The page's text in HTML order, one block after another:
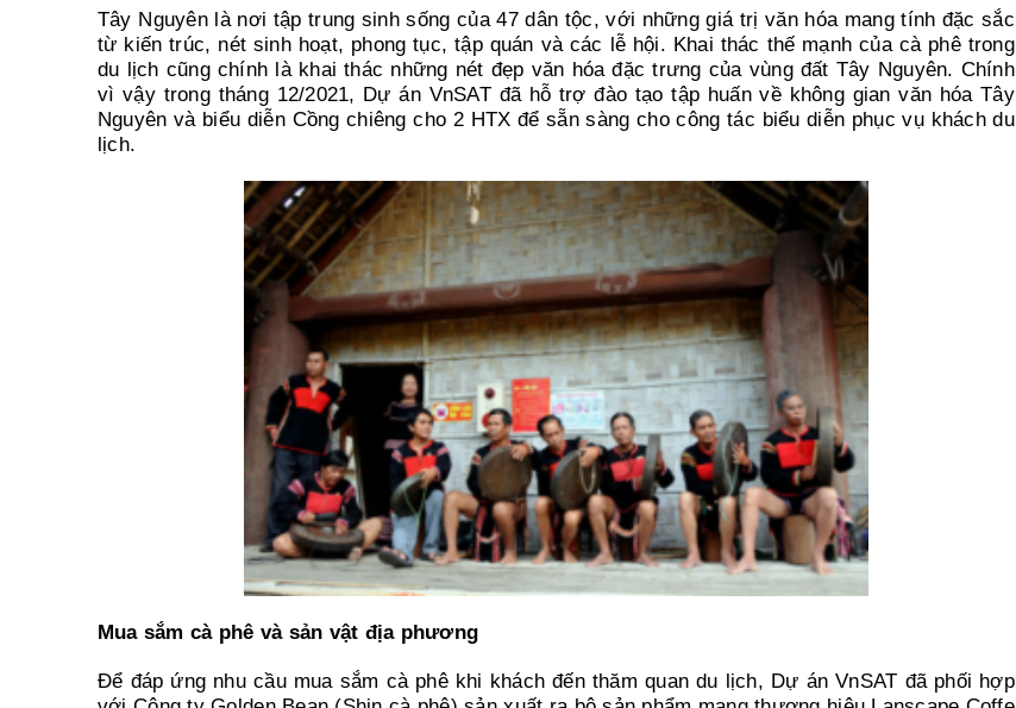
Tây Nguyên là nơi tập trung sinh sống của 47 dân tộc, với những giá trị văn hóa mang tính đặc sắc
từ kiến trúc, nét sinh hoạt, phong tục, tập quán và các lễ hội. Khai thác thế mạnh của cà phê trong
du lịch cũng chính là khai thác những nét đẹp văn hóa đặc trưng của vùng đất Tây Nguyên. Chính
vì vậy trong tháng 12/2021, Dự án VnSAT đã hỗ trợ đào tạo tập huấn về không gian văn hóa Tây
Nguyên và biểu diễn Cồng chiêng cho 2 HTX để sẵn sàng cho công tác biểu diễn phục vụ khách du
lịch.
Mua sắm cà phê và sản vật địa phương
Để đáp ứng nhu cầu mua sắm cà phê khi khách đến thăm quan du lịch, Dự án VnSAT đã phối hợp